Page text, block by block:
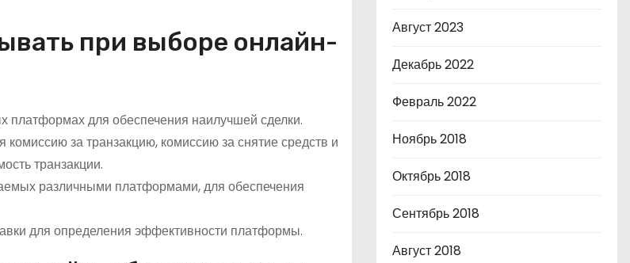
при выборе онлайн-
платформах для обеспечения наилучшей сделки.
за транзакцию, комиссию за снятие средств и
транзакции.
различными платформами, для обеспечения
для определения эффективности платформы.
Август 2023
Декабрь 2022
Февраль 2022
Ноябрь 2018
Октябрь 2018
Сентябрь 2018
Август 2018